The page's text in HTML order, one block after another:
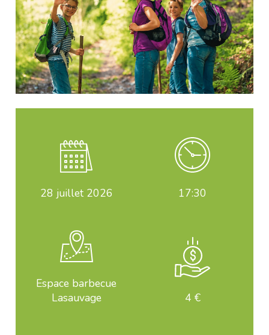
28 juillet 2026 17:30
Espace barbecue
Lasauvage
4 €